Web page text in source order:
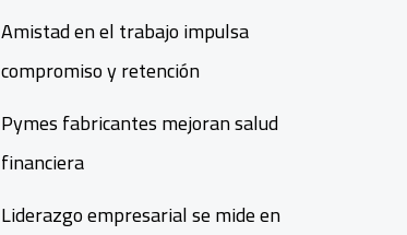
Amistad en el trabajo impulsa
compromiso y retención
Pymes fabricantes mejoran salud
financiera
Liderazgo empresarial se mide en